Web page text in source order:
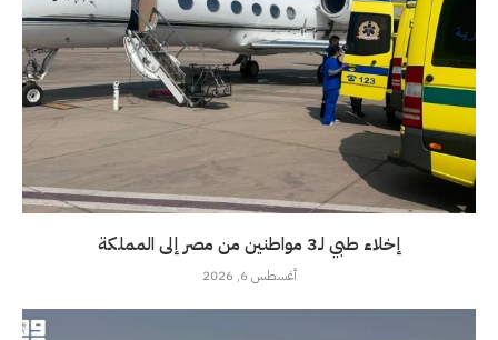
إخلاء طبي لـ3 مواطنين من مصر إلى المملكة
أغسطس 6, 2026